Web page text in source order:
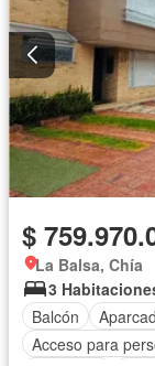
$
La Balsa, Chía
3
Balcón
Acceso para